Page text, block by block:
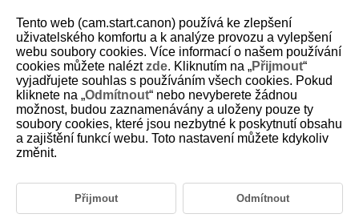
D180-233
Uživatelské funkce / Moje menu
Můžete provádět jemná nastavení funkcí fotoaparátu a měnit funkce
tlačítek a voličů tak, aby vyhovovaly vašemu fotografování. Položky
Nabídky na kartě: Uživatelské funkce
Položky nastavení uživatelských funkcí
Tento web (cam.start.canon) používá ke zlepšení
uživatelského komfortu a k analýze provozu a vylepšení
webu soubory cookies. Více informací o našem používání
cookies můžete naléztzde. Kliknutím na „Přijmout“
vyjadřujete souhlas s používáním všech cookies. Pokud
kliknete na „Odmítnout“ nebo nevyberete žádnou
možnost, budou zaznamenávány a uloženy pouze ty
soubory cookies, které jsou nezbytné k poskytnutí obsahu
a zajištění funkcí webu. Toto nastavení můžete kdykoliv
změnit.
Přijmout Odmítnout